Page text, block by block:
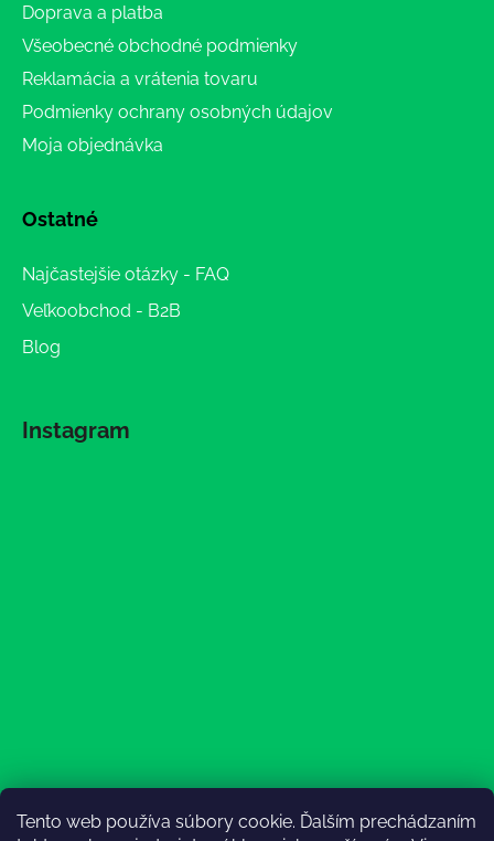
Tento web používa súbory cookie. Ďalším prechádzaním
Doprava a platba
Všeobecné obchodné podmienky
Reklamácia a vrátenia tovaru
Podmienky ochrany osobných údajov
Moja objednávka
Ostatné
Najčastejšie otázky - FAQ
Veľkoobchod - B2B
Blog
Instagram
Sledovať na Instagrame